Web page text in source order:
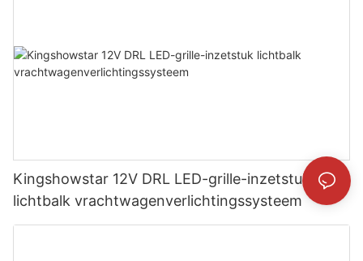
Kingshowstar 12V DRL LED-grille-inzetstuk
lichtbalk vrachtwagenverlichtingssysteem